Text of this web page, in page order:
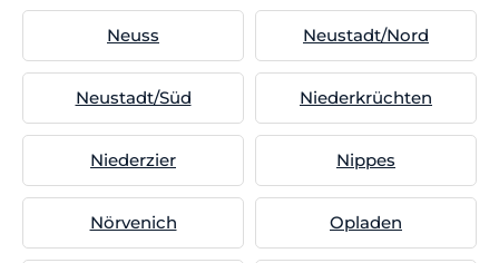
Neuss Neustadt/Nord
Neustadt/Süd Niederkrüchten
Niederzier Nippes
Nörvenich Opladen